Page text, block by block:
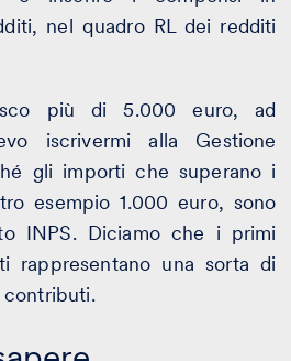
nel quadro RL dei redditi
più di 5.000 euro, ad
iscrivermi alla Gestione
gli importi che superano i
esempio 1.000 euro, sono
INPS. Diciamo che i primi
rappresentano una sorta di
contributi.